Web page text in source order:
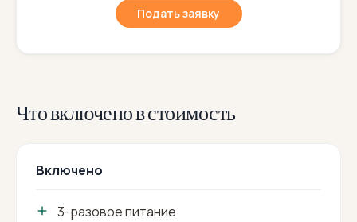
Подать заявку
Что включено в стоимость
Включено
3-разовое питание